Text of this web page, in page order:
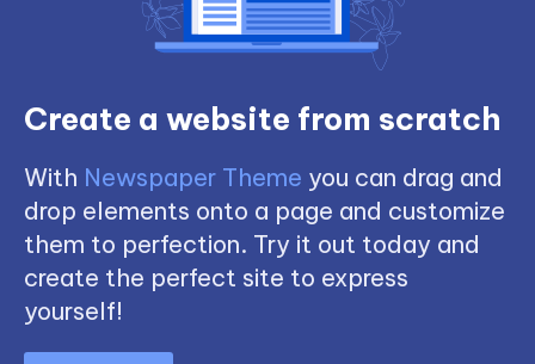
Create a website from scratch
With Newspaper Theme you can drag and
drop elements onto a page and customize
them to perfection. Try it out today and
create the perfect site to express
yourself!